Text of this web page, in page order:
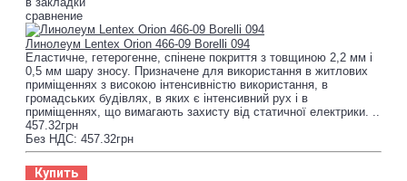
сравнение
Линолеум Lentex Orion 466-09 Borelli 094
Еластичне, гетерогенне, спінене покриття з товщиною 2,2 мм і
0,5 мм шару зносу. Призначене для використання в житлових
приміщеннях з високою інтенсивністю використання, в
громадських будівлях, в яких є інтенсивний рух і в
приміщеннях, що вимагають захисту від статичної електрики. ..
457.32грн
Без НДС: 457.32грн
Купить